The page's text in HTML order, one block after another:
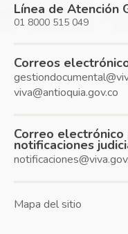
Línea de Atención
01 8000 515 049
Correos
viva@antioquia.gov.co
Correo electrónico
notificaciones
Mapa del sitio